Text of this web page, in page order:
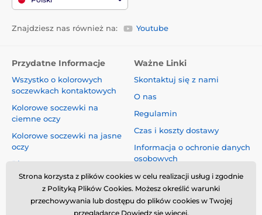
Znajdziesz nas również na: Youtube
Przydatne Informacje
Wszystko o kolorowych
soczewkach kontaktowych
Kolorowe soczewki na
ciemne oczy
Kolorowe soczewki na jasne
oczy
Blog
Ważne Linki
Skontaktuj się z nami
O nas
Regulamin
Czas i koszty dostawy
Informacja o ochronie danych
osobowych
Reklamacje i Odstąpienie od
Umowy
Bezpieczeństwo i jakość bez
Strona korzysta z plików cookies w celu realizacji usług i zgodnie
z Polityką Plików Cookies. Możesz określić warunki
przechowywania lub dostępu do plików cookies w Twojej
przeglądarce Dowiedz się więcej.